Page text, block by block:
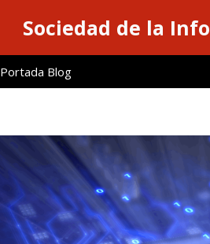
Sociedad de la
Portada Blog